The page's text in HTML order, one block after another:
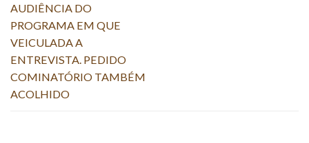
AUDIÊNCIA DO
PROGRAMA EM QUE
VEICULADA A
ENTREVISTA. PEDIDO
COMINATÓRIO TAMBÉM
ACOLHIDO